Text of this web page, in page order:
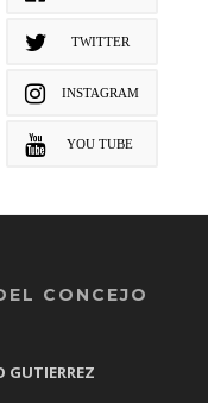
TWITTER
INSTAGRAM
YOU TUBE
CONCEJO
GUTIERREZ